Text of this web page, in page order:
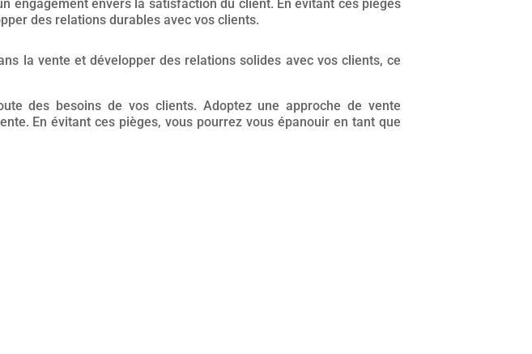
engagement envers la satisfaction du client. En évitant ces pièges
des relations durables avec vos clients.
la vente et développer des relations solides avec vos clients, ce
des besoins de vos clients. Adoptez une approche de vente
En évitant ces pièges, vous pourrez vous épanouir en tant que